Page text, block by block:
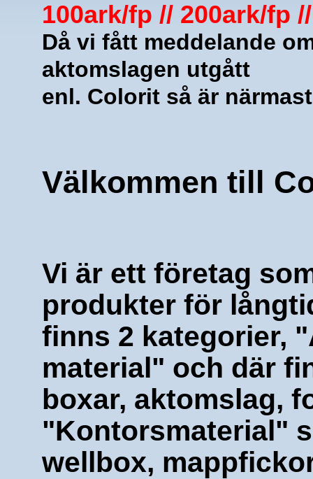
100ark/fp // 200ark/fp
Då vi fått meddelande
aktomslagen utgått
enl. Colorit så är
Välkommen till
Vi är ett företag
produkter för
finns 2 kategorier,
material" och där
boxar, aktomslag,
"Kontorsmaterial"
wellbox,